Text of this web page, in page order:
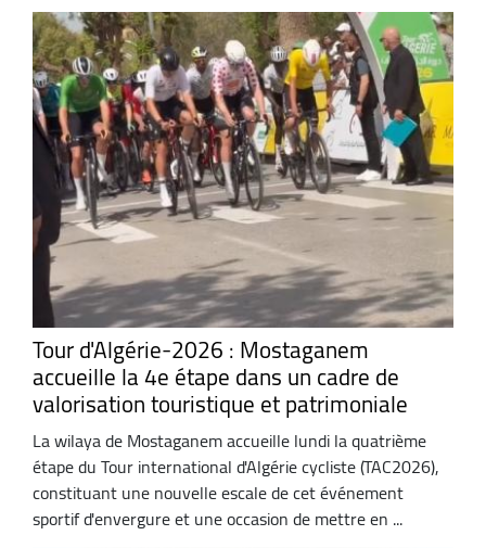
Tour d'Algérie-2026 : Mostaganem
accueille la 4e étape dans un cadre de
valorisation touristique et patrimoniale
La wilaya de Mostaganem accueille lundi la quatrième
étape du Tour international d'Algérie cycliste (TAC2026),
constituant une nouvelle escale de cet événement
sportif d'envergure et une occasion de mettre en ...